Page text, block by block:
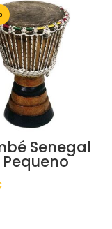
Senegal
Pequeno